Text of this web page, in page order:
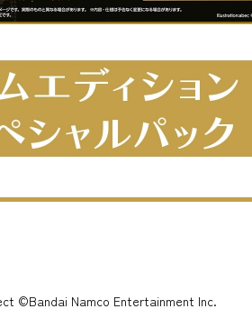
©Bandai Namco Entertainment Inc.